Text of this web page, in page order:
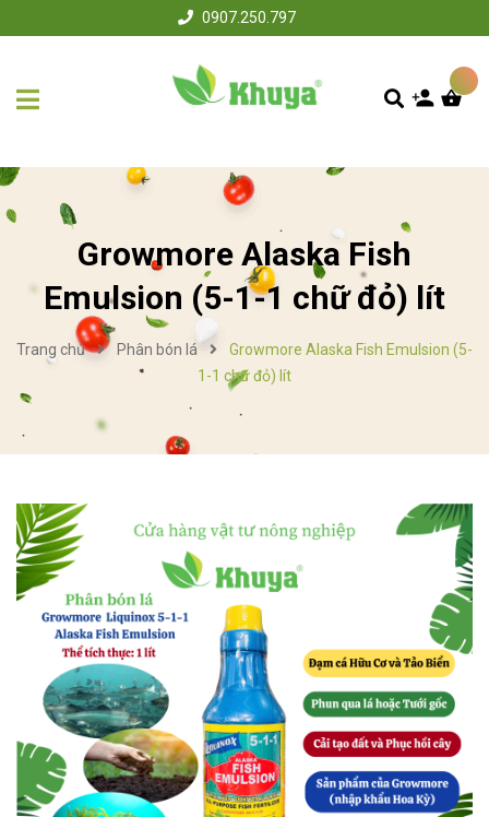
0907.250.797
Growmore Alaska Fish
Emulsion (5-1-1 chữ đỏ) lít
Trang chủ Phân bón lá
Growmore Alaska Fish Emulsion (5-
1-1 chữ đỏ) lít